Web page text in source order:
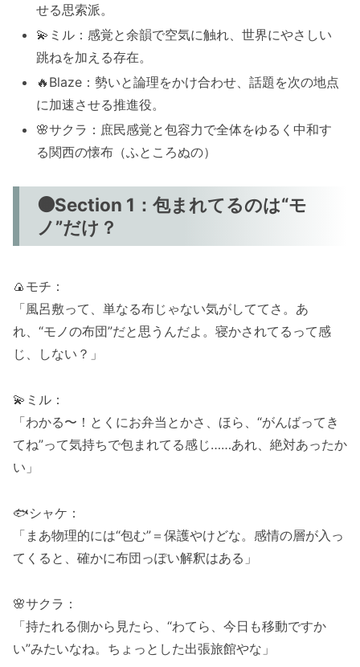
せる思索派。
💫ミル：感覚と余韻で空気に触れ、世界にやさしい
跳ねを加える存在。
🔥Blaze：勢いと論理をかけ合わせ、話題を次の地点
に加速させる推進役。
🌸サクラ：庶民感覚と包容力で全体をゆるく中和す
る関西の懐布（ふところぬの）
🟠Section 1：包まれてるのは“モ
ノ”だけ？
🍙モチ：
「風呂敷って、単なる布じゃない気がしててさ。あ
れ、“モノの布団”だと思うんだよ。寝かされてるって感
じ、しない？」
💫ミル：
「わかる〜！とくにお弁当とかさ、ほら、“がんばってき
てね”って気持ちで包まれてる感じ……あれ、絶対あったか
い」
🐟シャケ：
「まあ物理的には“包む”＝保護やけどな。感情の層が入っ
てくると、確かに布団っぽい解釈はある」
🌸サクラ：
「持たれる側から見たら、“わてら、今日も移動ですか
い”みたいなね。ちょっとした出張旅館やな」